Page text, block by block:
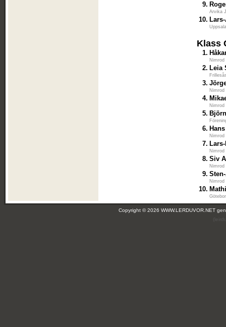
9.
Arvika
10.
Klass
1.
2. Leia
3.
4.
5.
6.
7.
8. Siv
9.
10.
Copyright © 2026 WWW.LERDUVOR.NET